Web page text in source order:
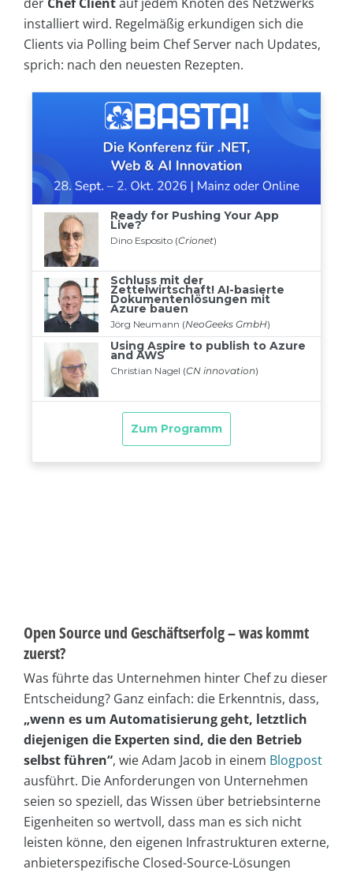
der Chef Clientauf jedem Knoten des Netzwerks
installiert wird. Regelmäßig erkundigen sich die
Clients via Polling beim Chef Server nach Updates,
sprich: nach den neuesten Rezepten.
Open Source und Geschäftserfolg – was kommt
zuerst?
Was führte das Unternehmen hinter Chef zu dieser
Entscheidung? Ganz einfach: die Erkenntnis, dass,
„wenn es um Automatisierung geht, letztlich
diejenigen die Experten sind, die den Betrieb
selbst führen“, wie Adam Jacob in einem Blogpost
ausführt. Die Anforderungen von Unternehmen
seien so speziell, das Wissen über betriebsinterne
Eigenheiten so wertvoll, dass man es sich nicht
leisten könne, den eigenen Infrastrukturen externe,
anbieterspezifische Closed-Source-Lösungen